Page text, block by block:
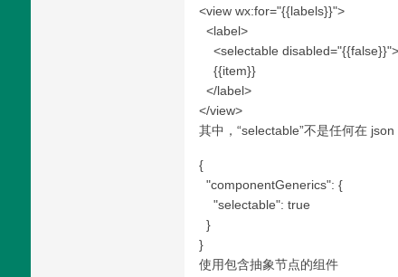
<view wx:for="{{labels}}">
<label>
<selectable
{{item}}
</label>
</view>
其中，“selectable”不是任何在
{
"componentGenerics": {
"selectable": true
}
}
使用包含抽象节点的组件